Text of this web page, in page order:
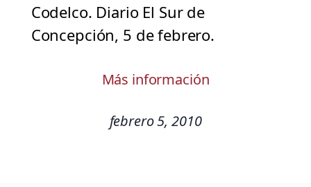
Codelco. Diario El Sur de
Concepción, 5 de febrero.
Más información
febrero 5, 2010